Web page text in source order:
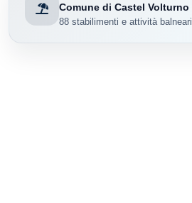
Comune di Castel Volturno
88 stabilimenti e attività balneari.